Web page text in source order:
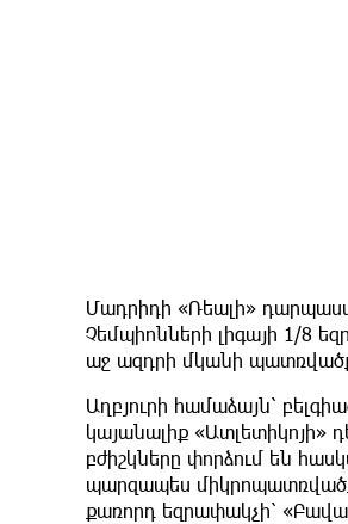
Մադրիդի «Ռեալի»
Չեմպիոնների լիգայի 1/8
աջ ազդրի մկանի
Աղբյուրի համաձայն՝
կայանալիք «Ատլետիկոյի»
բժիշկները փորձում են
պարզապես
քառորդ եզրափակչի՝